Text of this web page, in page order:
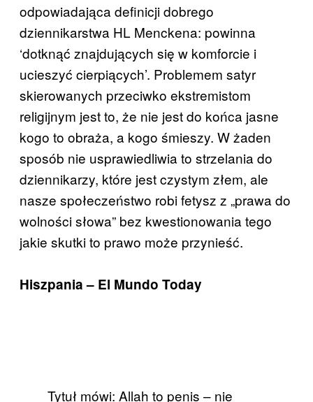
odpowiadająca definicji dobrego
dziennikarstwa HL Menckena: powinna
‘dotknąć znajdujących się w komforcie i
ucieszyć cierpiących’. Problemem satyr
skierowanych przeciwko ekstremistom
religijnym jest to, że nie jest do końca jasne
kogo to obraża, a kogo śmieszy. W żaden
sposób nie usprawiedliwia to strzelania do
dziennikarzy, które jest czystym złem, ale
nasze społeczeństwo robi fetysz z „prawa do
wolności słowa” bez kwestionowania tego
jakie skutki to prawo może przynieść.
Hiszpania – El Mundo Today
Tytuł mówi: Allah to penis – nie